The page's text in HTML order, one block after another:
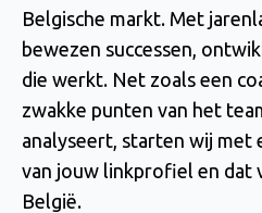
Belgische markt. Met
bewezen successen,
die werkt. Net zoals een
zwakke punten van het
analyseert, starten wij met
van jouw linkprofiel en dat
België.